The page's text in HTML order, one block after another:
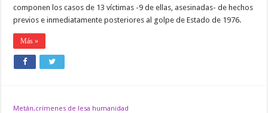
componen los casos de 13 víctimas -9 de ellas, asesinadas- de hechos
previos e inmediatamente posteriores al golpe de Estado de 1976.
Más »
Metán,crímenes de lesa humanidad